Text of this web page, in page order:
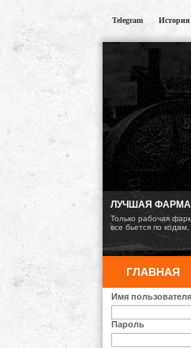
Telegram
ЛУЧШАЯ
Только рабочая
все бьется по
ГЛАВНАЯ
Имя
Пароль